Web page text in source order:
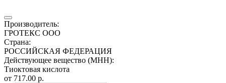
Производитель:
ГРОТЕКС ООО
Страна:
РОССИЙСКАЯ ФЕДЕРАЦИЯ
Действующее вещество (МНН):
Тиоктовая кислота
от 717.00 р.